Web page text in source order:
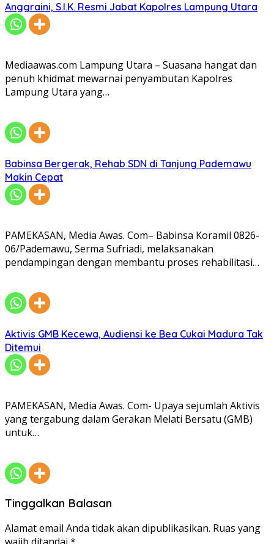
Anggraini, S.I.K. Resmi Jabat Kapolres Lampung Utara
Mediaawas.com Lampung Utara – Suasana hangat dan
penuh khidmat mewarnai penyambutan Kapolres
Lampung Utara yang…
Babinsa Bergerak, Rehab SDN di Tanjung Pademawu
Makin Cepat
PAMEKASAN, Media Awas. Com– Babinsa Koramil 0826-
06/Pademawu, Serma Sufriadi, melaksanakan
pendampingan dengan membantu proses rehabilitasi…
Aktivis GMB Kecewa, Audiensi ke Bea Cukai Madura Tak
Ditemui
PAMEKASAN, Media Awas. Com- Upaya sejumlah Aktivis
yang tergabung dalam Gerakan Melati Bersatu (GMB)
untuk…
Tinggalkan Balasan
Alamat email Anda tidak akan dipublikasikan. Ruas yang